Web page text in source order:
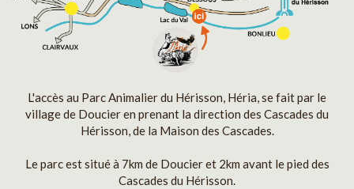
L'accès au Parc Animalier du Hérisson, Héria, se fait par le
village de Doucier en prenant la direction des Cascades du
Hérisson, de la Maison des Cascades.
Le parc est situé à 7km de Doucier et 2km avant le pied des
Cascades du Hérisson.